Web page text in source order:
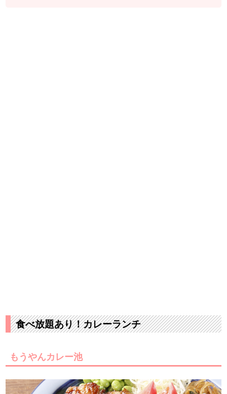
食べ放題あり！カレーランチ
もうやんカレー池